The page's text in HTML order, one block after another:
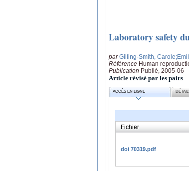
Laboratory safety
parGilling-Smith, Carole
Référence Human
Publication Publié, 2005-06
Article révisé par les pairs
ACCÈS EN LIGNE
Fichier
doi 70319.pdf